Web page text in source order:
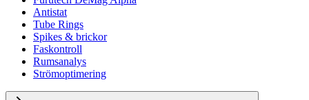
Antistat
Tube Rings
Spikes & brickor
Faskontroll
Rumsanalys
Strömoptimering